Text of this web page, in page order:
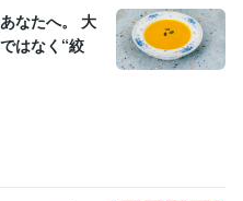
なたへ。 大
はなく“絞